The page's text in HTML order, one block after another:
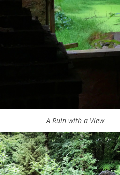
A Ruin with a View